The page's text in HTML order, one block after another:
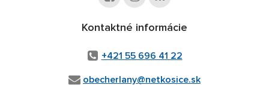
Kontaktné informácie
+421 55 696 41 22
obecherlany@netkosice.sk